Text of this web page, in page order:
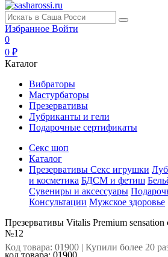
Избранное Войти
0
0 ₽
Каталог
Вибраторы
Мастурбаторы
Презервативы
Лубриканты и гели
Подарочные сертификаты
Секс шоп
Каталог
Презервативы Секс игрушки
и косметика БДСМ и фетиш
Сувениры и аксессуары
Консультации Мужское здоровье
Презервативы Vitalis Premium
№12
Код товара: 01900 | Купили более 20
код товара: 01900